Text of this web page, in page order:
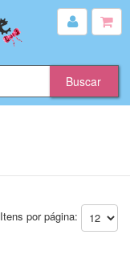
Itens por página: